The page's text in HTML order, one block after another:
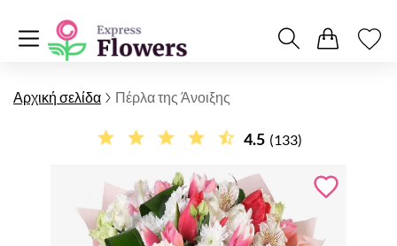
Αρχική σελίδα Πέρλα της Άνοιξης
4.5 (133)